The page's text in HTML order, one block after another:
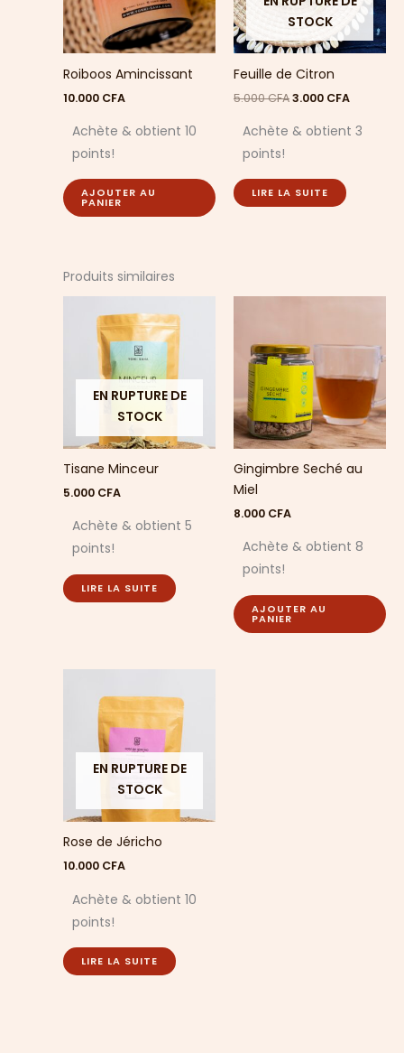
Roiboos Amincissant
10.000 CFA
Achète & obtient 10
points!
AJOUTER AU
PANIER
STOCK
Feuille de Citron
5.000CFA3.000 CFA
Achète & obtient 3
points!
LIRE LA SUITE
Produits similaires
EN RUPTURE DE
STOCK
Tisane Minceur
5.000 CFA
Achète & obtient 5
points!
LIRE LA SUITE
Gingimbre Seché au
Miel
8.000 CFA
Achète & obtient 8
points!
AJOUTER AU
PANIER
EN RUPTURE DE
STOCK
Rose de Jéricho
10.000 CFA
Achète & obtient 10
points!
LIRE LA SUITE